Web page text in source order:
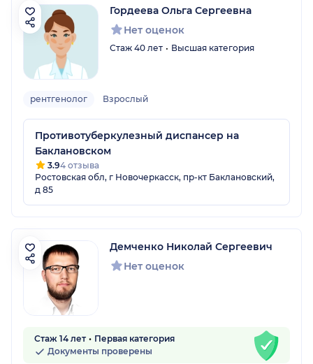
Гордеева Ольга Сергеевна
Нет оценок
Стаж 40 лет Высшая категория
рентгенолог Взрослый
Противотуберкулезный диспансер на
Баклановском
3.94 отзыва
Ростовская обл, г Новочеркасск, пр-кт Баклановский,
д 85
Демченко Николай Сергеевич
Нет оценок
Стаж 14 лет
Первая категория
Документы проверены